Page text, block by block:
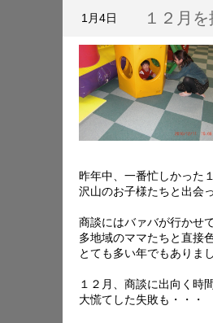
１２月
1月4日
昨年中、一番忙しかった
沢山のお子様たちと出会
商談にはバァバが行かせ
多地域のママたちと直接
とても多い年でもありまし
１２月、商談に出向く時
大慌てした失敗も・・・